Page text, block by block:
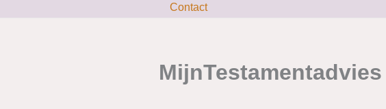
Contact
MijnTestamentadvies